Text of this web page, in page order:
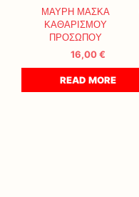
ΜΑΥΡΗ ΜΑΣΚΑ
ΚΑΘΑΡΙΣΜΟΥ
ΠΡΟΣΩΠΟΥ
16,00€
READ MORE